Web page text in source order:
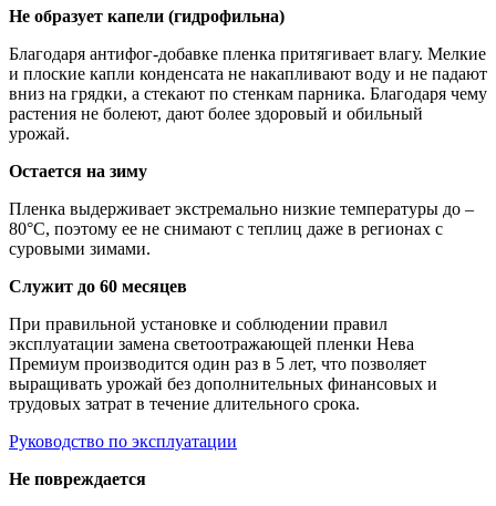
Не образует капели (гидрофильна)
Благодаря антифог-добавке пленка притягивает влагу. Мелкие
и плоские капли конденсата не накапливают воду и не падают
вниз на грядки, а стекают по стенкам парника. Благодаря чему
растения не болеют, дают более здоровый и обильный
урожай.
Остается на зиму
Пленка выдерживает экстремально низкие температуры до –
80°С, поэтому ее не снимают с теплиц даже в регионах с
суровыми зимами.
Служит до 60 месяцев
При правильной установке и соблюдении правил
эксплуатации замена светоотражающей пленки Нева
Премиум производится один раз в 5 лет, что позволяет
выращивать урожай без дополнительных финансовых и
трудовых затрат в течение длительного срока.
Руководство по эксплуатации
Не повреждается